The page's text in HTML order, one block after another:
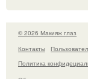
© 2026 Макияж глаз
Контакты
Политика